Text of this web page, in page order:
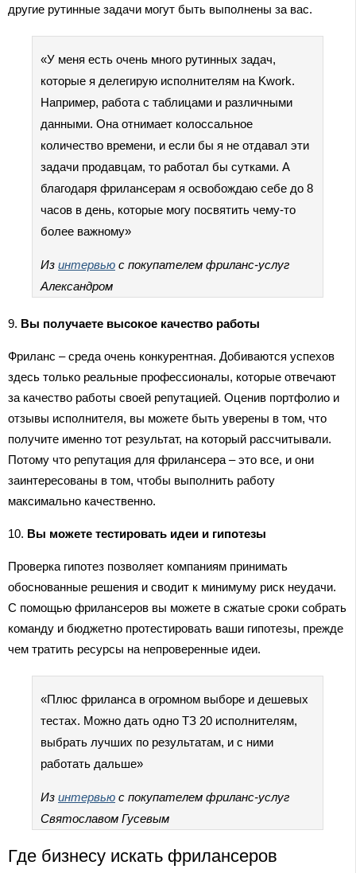
другие рутинные задачи могут быть выполнены за вас.
«У меня есть очень много рутинных задач,
которые я делегирую исполнителям на Kwork.
Например, работа с таблицами и различными
данными. Она отнимает колоссальное
количество времени, и если бы я не отдавал эти
задачи продавцам, то работал бы сутками. А
благодаря фрилансерам я освобождаю себе до 8
часов в день, которые могу посвятить чему-то
более важному»
Из интервью с покупателем фриланс-услуг
Александром
9. Вы получаете высокое качество работы
Фриланс – среда очень конкурентная. Добиваются успехов
здесь только реальные профессионалы, которые отвечают
за качество работы своей репутацией. Оценив портфолио и
отзывы исполнителя, вы можете быть уверены в том, что
получите именно тот результат, на который рассчитывали.
Потому что репутация для фрилансера – это все, и они
заинтересованы в том, чтобы выполнить работу
максимально качественно.
10. Вы можете тестировать идеи и гипотезы
Проверка гипотез позволяет компаниям принимать
обоснованные решения и сводит к минимуму риск неудачи.
С помощью фрилансеров вы можете в сжатые сроки собрать
команду и бюджетно протестировать ваши гипотезы, прежде
чем тратить ресурсы на непроверенные идеи.
«Плюс фриланса в огромном выборе и дешевых
тестах. Можно дать одно ТЗ 20 исполнителям,
выбрать лучших по результатам, и с ними
работать дальше»
Из интервью с покупателем фриланс-услуг
Святославом Гусевым
Где бизнесу искать фрилансеров